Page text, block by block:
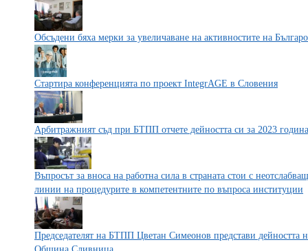
Обсъдени бяха мерки за увеличаване на активностите на
Стартира конференцията по проект IntegrAGE в Словения
Арбитражният съд при БТПП отчете дейността си за 2023 година
Въпросът за вноса на работна сила в страната стои с
линии на процедурите в компетентните по въпроса институции
Председателят на БТПП Цветан Симеонов представи дейността